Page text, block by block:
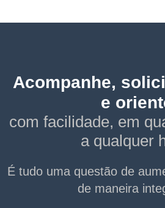
Acompanhe,
e
com facilidade, em
a qualquer
É tudo uma questão de
de maneira